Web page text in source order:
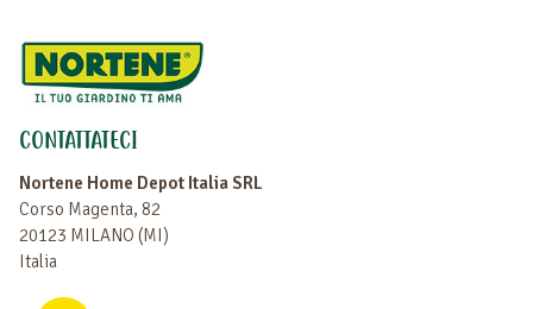
CONTATTATECI
Nortene Home Depot Italia SRL
Corso Magenta, 82
20123 MILANO (MI)
Italia